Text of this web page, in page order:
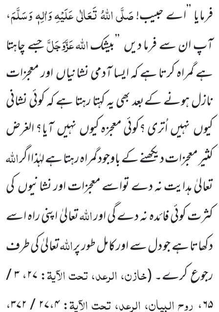
فرمایا ’’اے حبیب!صَلَّی اللّٰہُ تَعَالٰی عَلَیْہِ وَاٰلِہٖ وَسَلَّمَ،
آپ ان سے فرما دیں ’’بیشکاللّٰہعَزَّوَجَلَّجسے چاہتا
ہے گمراہ کرتا ہے کہ ایسا آدمی نشانیاں اور معجزات
نازل ہونے کےبعد بھی یہ کہتا رہتا ہے کہ کوئی نشانی
کیوں نہیں اُتری ؟کوئی معجزہ کیوں نہیں آیا؟ الغرض
کثیر معجزات دیکھنے کے باوجود گمراہ رہتا ہے لہٰذا اگراللّٰہ
تعالیٰ ہدایت نہ دے تواسے معجزات اور نشانیوں کی
کثرت کوئی فائدہ نہ دے گی اوراللّٰہتعالیٰ اپنی راہ اسے
دکھاتا ہے جو دل سے اور کامل طور پراللّٰہتعالیٰ کی طرف
رجوع کرے۔ (خازن، الرعد، تحت الآیۃ:۲۷، ۳ /
۶۵، روح البیان، الرعد، تحت الآیۃ:۲۷،۴ / ۳۷۲ ،